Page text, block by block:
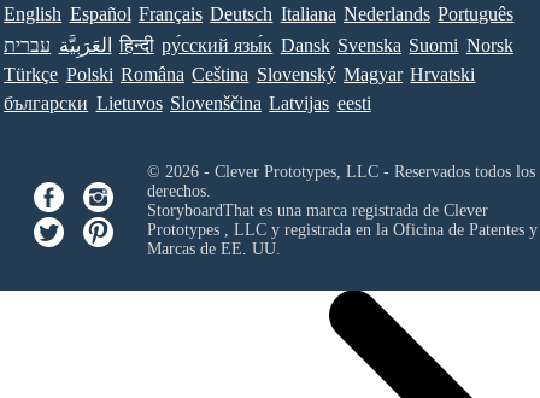
English Español Français Deutsch Italiana Nederlands Português
עברית العَرَبِيَّة हिन्दी ру́сский язы́к Dansk Svenska Suomi Norsk
Türkçe Polski Româna Ceština Slovenský Magyar Hrvatski
български Lietuvos Slovenščina Latvijas eesti
© 2026 - Clever Prototypes, LLC - Reservados todos los
derechos.
StoryboardThat es una marca registrada de Clever
Prototypes , LLCy registrada en la Oficina de Patentes y
Marcas de EE. UU.